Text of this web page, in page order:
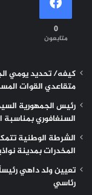
0
متابعون
متقاعدي القوات
رئيس الجمهورية
السنغافوري بمناسبة
الشرطة الوطنية
المخدرات بمدينة
تعيين ولد داهي
رئاسي